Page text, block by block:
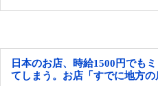
日本のお店、時給1500円でも
てしまう。お店「すでに地方の